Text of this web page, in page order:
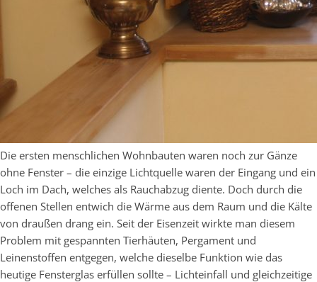
Die ersten menschlichen Wohnbauten waren noch zur Gänze
ohne Fenster – die einzige Lichtquelle waren der Eingang und ein
Loch im Dach, welches als Rauchabzug diente. Doch durch die
offenen Stellen entwich die Wärme aus dem Raum und die Kälte
von draußen drang ein. Seit der Eisenzeit wirkte man diesem
Problem mit gespannten Tierhäuten, Pergament und
Leinenstoffen entgegen, welche dieselbe Funktion wie das
heutige Fensterglas erfüllen sollte – Lichteinfall und gleichzeitige